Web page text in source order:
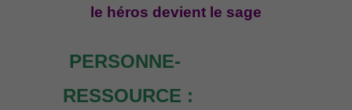
le héros devient le sage
PERSONNE-
RESSOURCE :